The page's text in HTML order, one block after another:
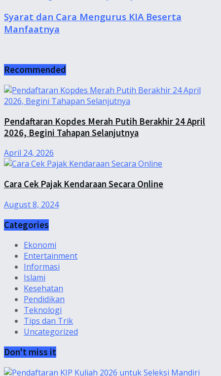
Syarat dan Cara Mengurus KIA Beserta
Manfaatnya
Recommended
Pendaftaran Kopdes Merah Putih Berakhir 24 April
2026, Begini Tahapan Selanjutnya
April 24, 2026
Cara Cek Pajak Kendaraan Secara Online
August 8, 2024
Categories
Ekonomi
Entertainment
Informasi
Islami
Kesehatan
Pendidikan
Teknologi
Tips dan Trik
Uncategorized
Don't miss it